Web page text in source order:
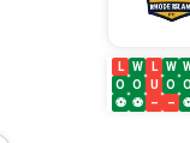
L
O
⚽
W
O
⚽
L
U
–
W
O
–